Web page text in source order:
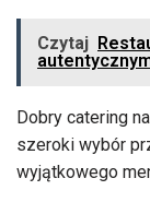
Czytaj
Dobry catering
szeroki wybór
wyjątkowego